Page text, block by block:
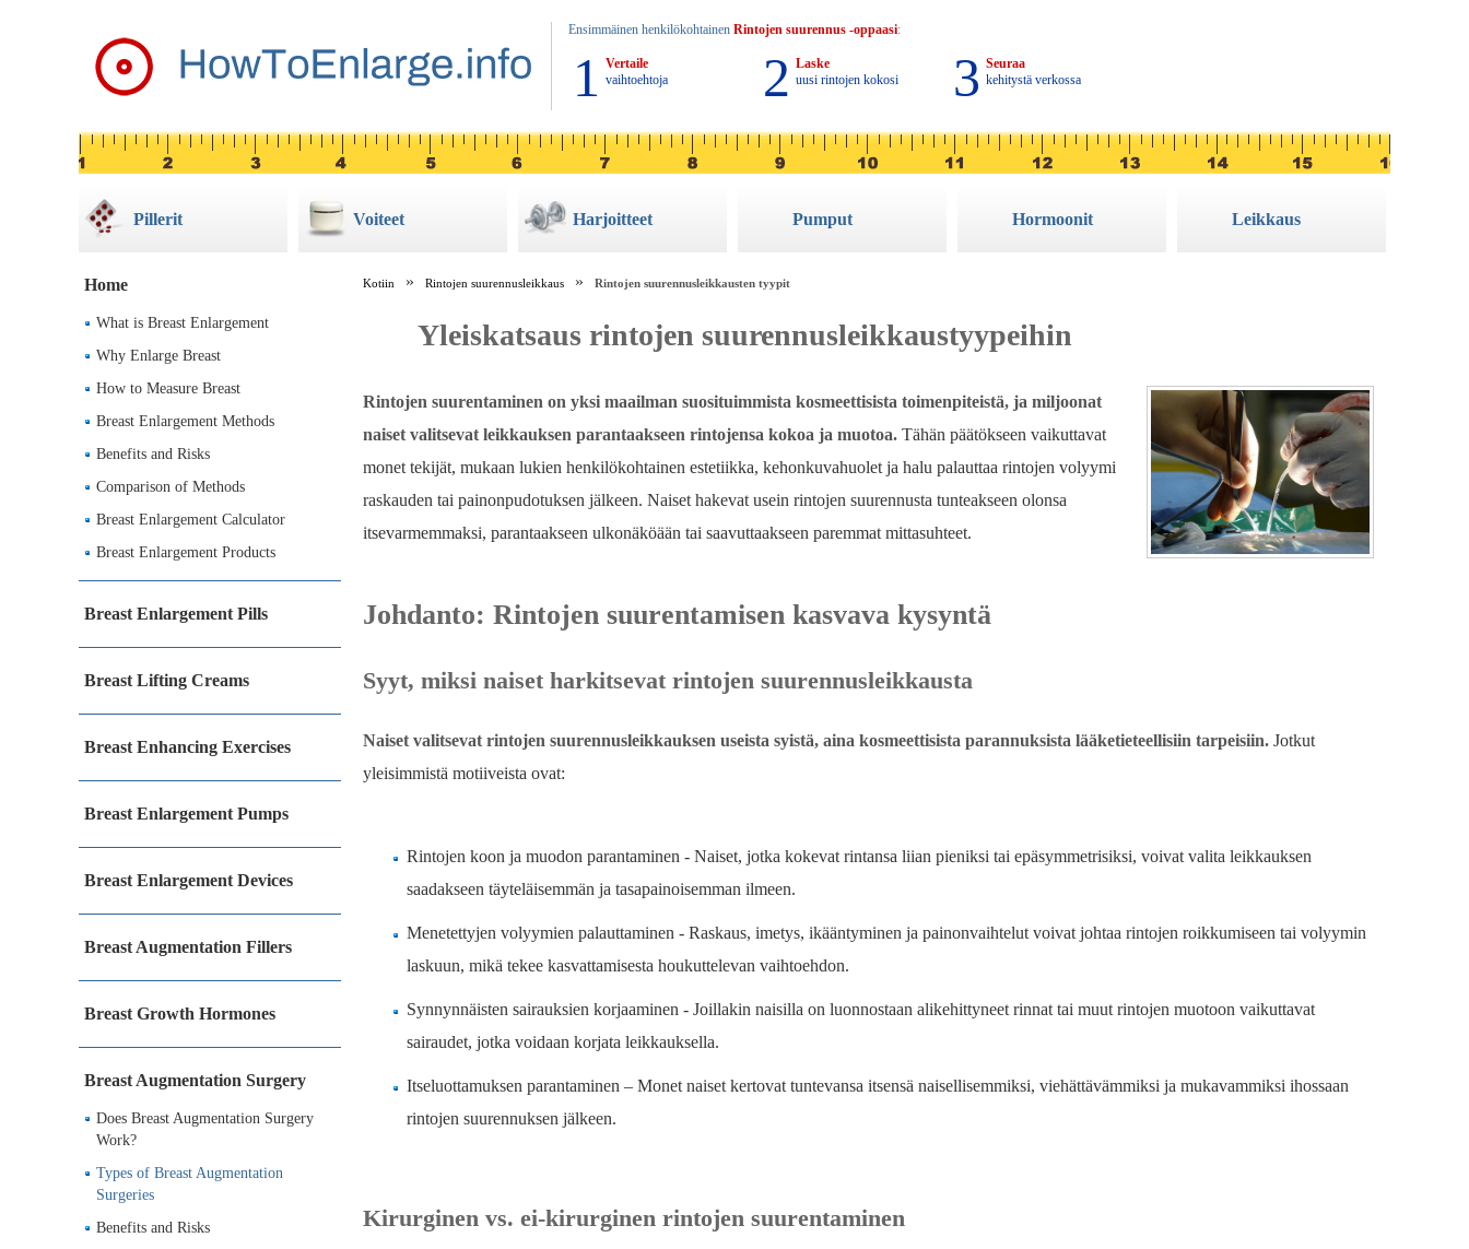
Ensimmäinen henkilökohtainen Rintojen suurennus -oppaasi:
1 Vertaile
vaihtoehtoja
2 Laske
uusi rintojen kokosi
3 Seuraa
kehitystä verkossa
Pillerit Voiteet Harjoitteet Pumput Hormoonit Leikkaus
Home
What is Breast Enlargement
Why Enlarge Breast
How to Measure Breast
Breast Enlargement Methods
Benefits and Risks
Comparison of Methods
Breast Enlargement Calculator
Breast Enlargement Products
Breast Enlargement Pills
Breast Lifting Creams
Breast Enhancing Exercises
Breast Enlargement Pumps
Breast Enlargement Devices
Breast Augmentation Fillers
Breast Growth Hormones
Breast Augmentation Surgery
Does Breast Augmentation Surgery
Work?
Types of Breast Augmentation
Surgeries
Benefits and Risks
Kotiin Rintojen suurennusleikkaus Rintojen suurennusleikkausten tyypit
Yleiskatsaus rintojen suurennusleikkaustyypeihin
Rintojen suurentaminen on yksi maailman suosituimmista kosmeettisista toimenpiteistä, ja miljoonat
naiset valitsevat leikkauksen parantaakseen rintojensa kokoa ja muotoa. Tähän päätökseen vaikuttavat
monet tekijät, mukaan lukien henkilökohtainen estetiikka, kehonkuvahuolet ja halu palauttaa rintojen volyymi
raskauden tai painonpudotuksen jälkeen. Naiset hakevat usein rintojen suurennusta tunteakseen olonsa
itsevarmemmaksi, parantaakseen ulkonäköään tai saavuttaakseen paremmat mittasuhteet.
Johdanto: Rintojen suurentamisen kasvava kysyntä
Syyt, miksi naiset harkitsevat rintojen suurennusleikkausta
Naiset valitsevat rintojen suurennusleikkauksen useista syistä, aina kosmeettisista parannuksista lääketieteellisiin tarpeisiin. Jotkut
yleisimmistä motiiveista ovat:
Rintojen koon ja muodon parantaminen - Naiset, jotka kokevat rintansa liian pieniksi tai epäsymmetrisiksi, voivat valita leikkauksen
saadakseen täyteläisemmän ja tasapainoisemman ilmeen.
Menetettyjen volyymien palauttaminen - Raskaus, imetys, ikääntyminen ja painonvaihtelut voivat johtaa rintojen roikkumiseen tai volyymin
laskuun, mikä tekee kasvattamisesta houkuttelevan vaihtoehdon.
Synnynnäisten sairauksien korjaaminen - Joillakin naisilla on luonnostaan ​​alikehittyneet rinnat tai muut rintojen muotoon vaikuttavat
sairaudet, jotka voidaan korjata leikkauksella.
Itseluottamuksen parantaminen – Monet naiset kertovat tuntevansa itsensä naisellisemmiksi, viehättävämmiksi ja mukavammiksi ihossaan
rintojen suurennuksen jälkeen.
Kirurginen vs. ei-kirurginen rintojen suurentaminen